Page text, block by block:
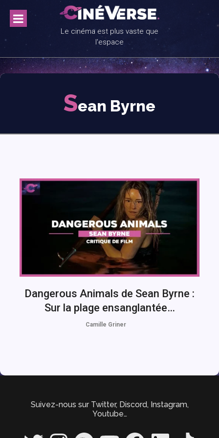
content
Le cinéma est plus vaste que
l'espace
Sean Byrne
Dangerous Animals de Sean Byrne :
Sur la plage ensanglantée…
Camille Griner
Suivez-nous sur Twitter, Discord, Instagram,
Youtube…
Twitter InstagramSpotify YouTube FacebookLinkedIn TikTok